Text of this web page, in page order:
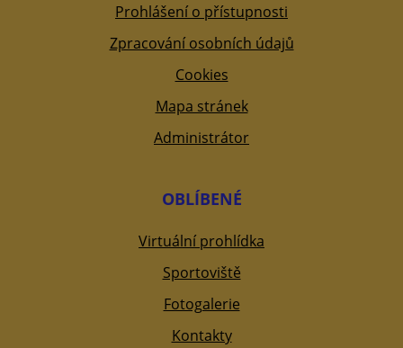
Prohlášení o přístupnosti
Zpracování osobních údajů
Cookies
Mapa stránek
Administrátor
OBLÍBENÉ
Virtuální prohlídka
Sportoviště
Fotogalerie
Kontakty